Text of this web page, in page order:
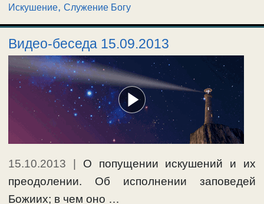
Искушение, Служение Богу
Видео-беседа 15.09.2013
15.10.2013 | О попущении искушений и их
преодолении. Об исполнении заповедей
Божиих; в чем оно …